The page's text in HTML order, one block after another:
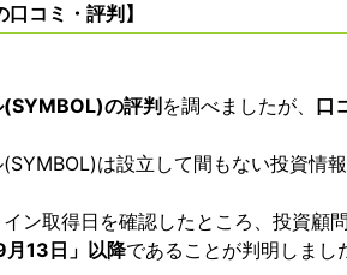
コミ・評判】
の評判 を調べましたが、 口
は設立して間もない投資情
ン取得日を確認したところ、投資顧
月13日」以降であることが判明しまし